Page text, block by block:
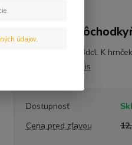
Darček pre
Keramický hrnček 3dcl. K
celý popis
Dostupnosť
Cena pred zľavou
údajov.